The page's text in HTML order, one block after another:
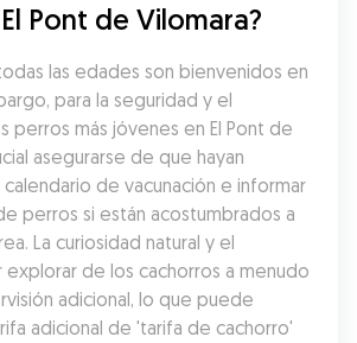
Pont de Vilomara?
las edades son bienvenidos en
para la seguridad y el
perros más jóvenes en El Pont de
asegurarse de que hayan
de vacunación e informar
perros si están acostumbrados a
La curiosidad natural y el
explorar de los cachorros a menudo
adicional, lo que puede
adicional de 'tarifa de cachorro'